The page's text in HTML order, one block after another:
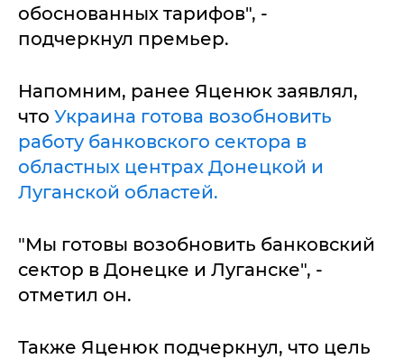
обоснованных тарифов", -
подчеркнул премьер.
Напомним, ранее Яценюк заявлял,
что Украина готова возобновить
работу банковского сектора в
областных центрах Донецкой и
Луганской областей.
"Мы готовы возобновить банковский
сектор в Донецке и Луганске", -
отметил он.
Также Яценюк подчеркнул, что цель